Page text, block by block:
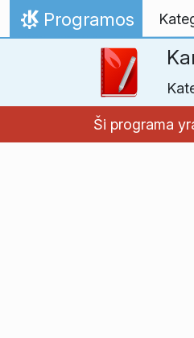
Skip to content
Home
Programos
Ši programa